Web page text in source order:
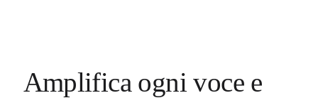
Amplifica ogni voce e